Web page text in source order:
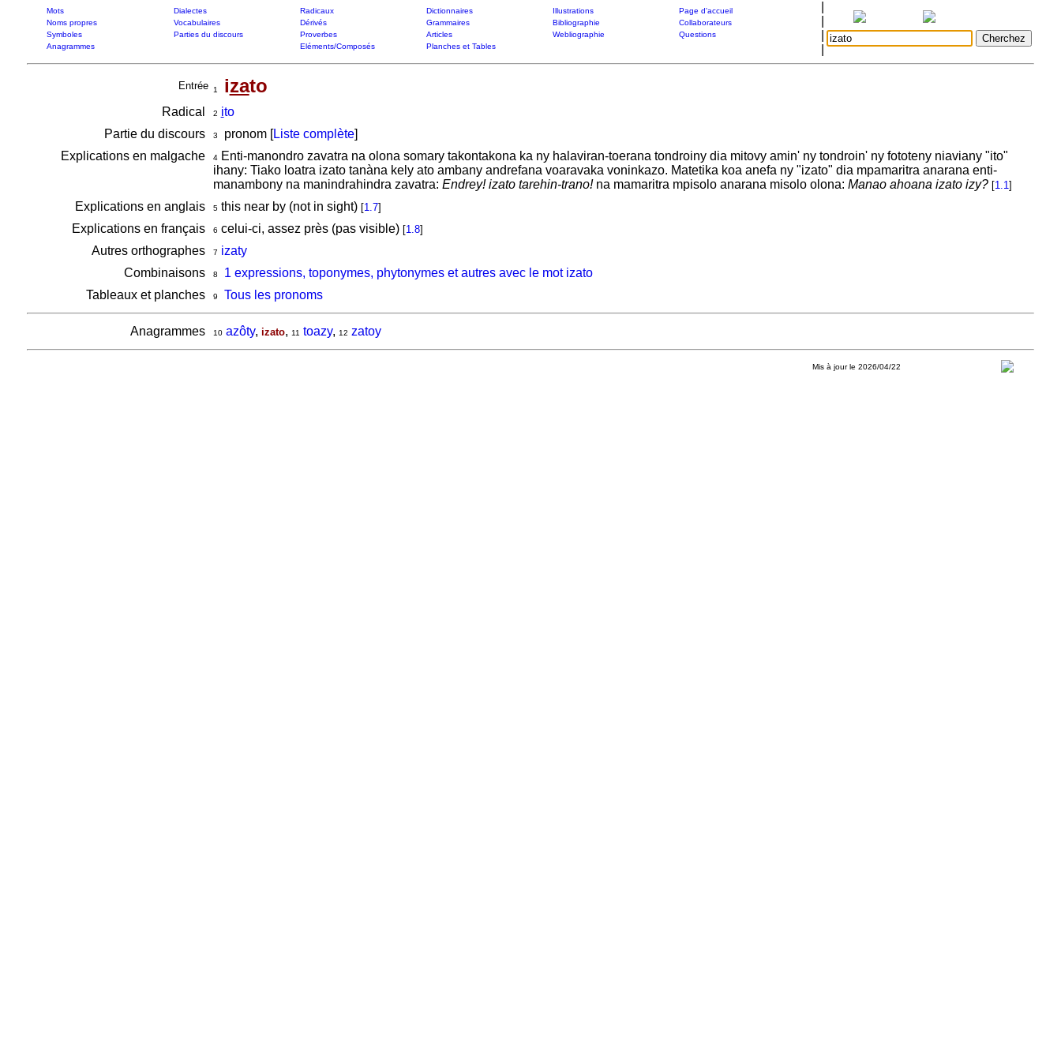
Mots Dialectes Radicaux Dictionnaires Illustrations
Page d'accueil
Noms propres
Vocabulaires Dérivés Grammaires Bibliographie
Collaborateurs
Symboles
Parties du discours Proverbes Articles Webliographie
Questions
Anagrammes
Eléments/Composés Planches et Tables
Entrée 1 izato
Radical 2 ito
Partie du discours
3 pronom [Liste complète]
Explications en malgache
4Enti-manondro zavatra na olona somary takontakona ka ny halaviran-toerana tondroiny dia mitovy amin' ny tondroin' ny fototeny niaviany "ito"
ihany: Tiako loatra izato tanàna kely ato ambany andrefana voaravaka voninkazo. Matetika koa anefa ny "izato" dia mpamaritra anarana enti-
manambony na manindrahindra zavatra: Endrey! izato tarehin-trano!na mamaritra mpisolo anarana misolo olona: Manao ahoana izato izy? [1.1]
Explications en anglais 5this near by (not in sight) [1.7]
Explications en français 6 celui-ci, assez près (pas visible) [1.8]
Autres orthographes 7 izaty
Combinaisons
8
1 expressions, toponymes, phytonymes et autres avec le mot izato
Tableaux et planches
9 Tous les pronoms
Anagrammes 10 azôty, izato, 11 toazy, 12 zatoy
Mis à jour le 2026/04/22